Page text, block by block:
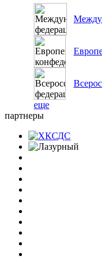
еще
партнеры